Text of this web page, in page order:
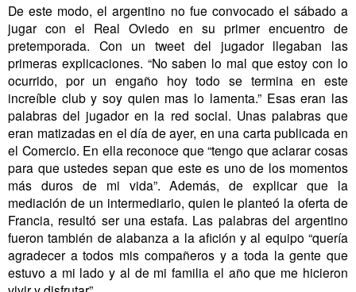
De este modo, el argentino no fue convocado el sábado a
jugar con el Real Oviedo en su primer encuentro de
pretemporada. Con un tweet del jugador llegaban las
primeras explicaciones. “No saben lo mal que estoy con lo
ocurrido, por un engaño hoy todo se termina en este
increíble club y soy quien mas lo lamenta.” Esas eran las
palabras del jugador en la red social. Unas palabras que
eran matizadas en el día de ayer, en una carta publicada en
el Comercio. En ella reconoce que “tengo que aclarar cosas
para que ustedes sepan que este es uno de los momentos
más duros de mi vida”. Además, de explicar que la
mediación de un intermediario, quien le planteó la oferta de
Francia, resultó ser una estafa. Las palabras del argentino
fueron también de alabanza a la afición y al equipo “quería
agradecer a todos mis compañeros y a toda la gente que
estuvo a mi lado y al de mi familia el año que me hicieron